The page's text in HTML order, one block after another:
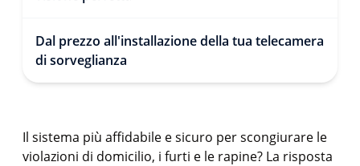
Dal prezzo all'installazione della tua telecamera
di sorveglianza
Il sistema più affidabile e sicuro per scongiurare le
violazioni di domicilio, i furti e le rapine? La risposta